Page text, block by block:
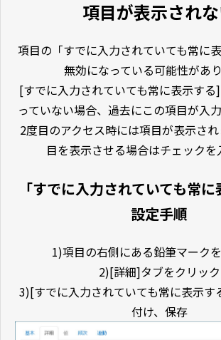
項目が表示され
項目の「すでに入力されていても常に
無効になっている可能性があり
[すでに入力されていても常に表示す
っていない場合、過去にこの項目が入
2度目のアクセス時には項目が表示さ
目を表示させる場合はチェックを
「すでに入力されていても常
設定手順
1)項目の右側にある鉛筆マーク
2)[詳細]タブをクリック
3)[すでに入力されていても常に表示す
付け、保存